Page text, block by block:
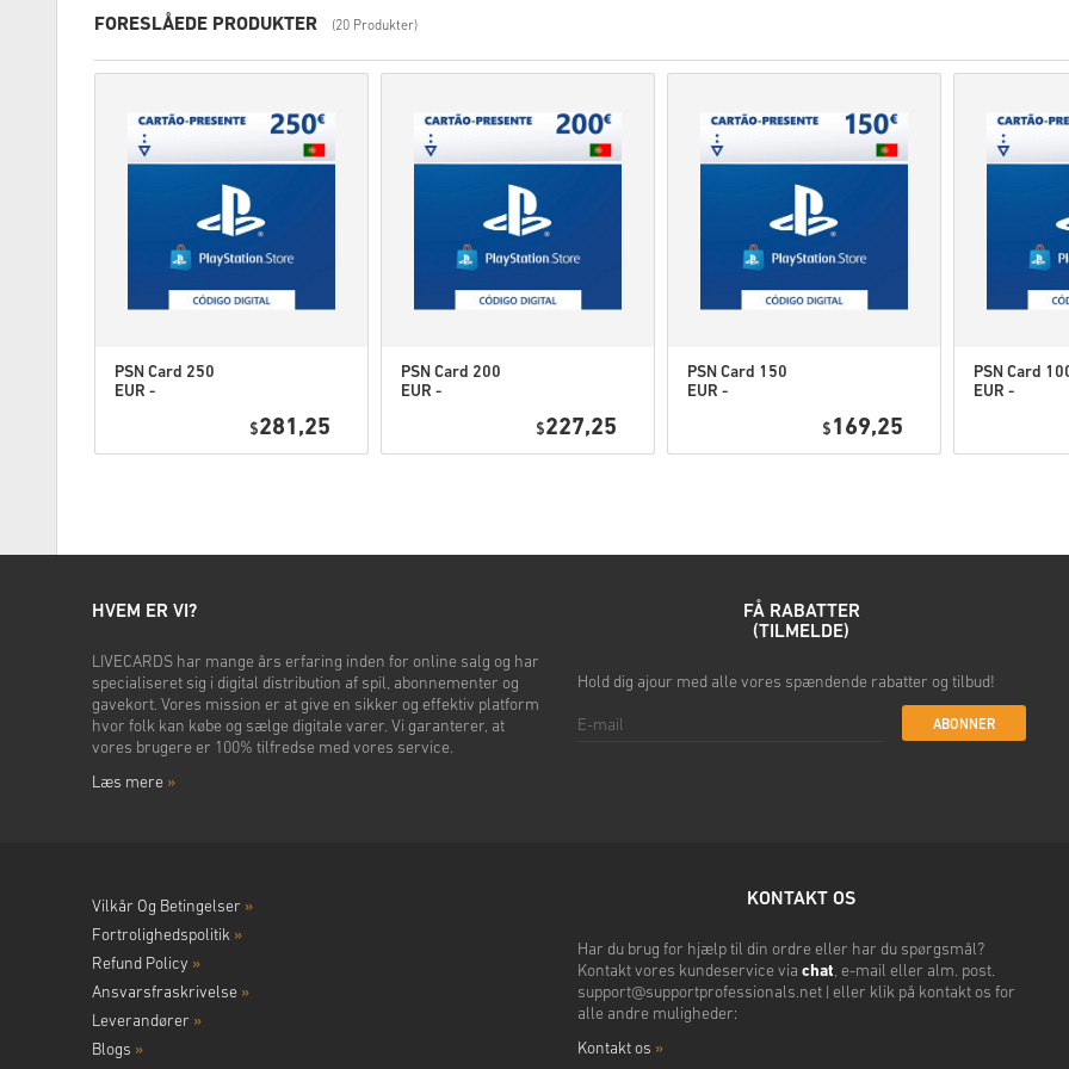
Se den hurtige guide
For mere information, se
Kontakt os formular.
Disse downloadbare
Disse koder har ingen
Indhold der kan
for at kunne spille denne
Du kan modtage mere
FORESLÅEDE PRODUKTER (20 Produkter)
PSN Card 250
EUR -
Portugal
$281,25
PSN Card 200
EUR -
Portugal
$227,25
PSN Card 150
EUR -
Portugal
$ 169,25
PSN Card
EUR -
Portugal
HVEM ER VI?
LIVECARDS har mange års erfaring inden for online salg og har
specialiseret sig i digital distribution af spil, abonnementer og
gavekort. Vores mission er at give en sikker og effektiv platform
hvor folk kan købe og sælge digitale varer. Vi garanterer, at
vores brugere er 100% tilfredse med vores service.
Læs mere »
FÅ RABATTER
(TILMELDE)
Hold dig ajour med alle vores spændende rabatter og tilbud!
ABONNER
Vilkår Og Betingelser »
Fortrolighedspolitik »
Refund Policy »
Ansvarsfraskrivelse »
Leverandører »
Blogs »
KONTAKT OS
Har du brug for hjælp til din ordre eller har du spørgsmål?
Kontakt vores kundeservice via chat, e-mail eller alm. post.
support@supportprofessionals.net| eller klik på kontakt os for
alle andre muligheder:
Kontakt os »